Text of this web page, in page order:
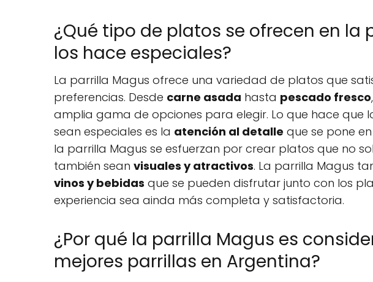
¿Qué tipo de platos se ofrecen en la
los hace especiales?
La parrilla Magus ofrece una variedad de platos que
preferencias. Desde carne asada hasta pescado fresco
amplia gama de opciones para elegir. Lo que hace que
sean especiales es la atención al detalle que se pone
la parrilla Magus se esfuerzan por crear platos que no
también sean visuales y atractivos. La parrilla Magus
vinos y bebidas que se pueden disfrutar junto con los
experiencia sea ainda más completa y satisfactoria.
¿Por qué la parrilla Magus es
mejores parrillas en Argentina?